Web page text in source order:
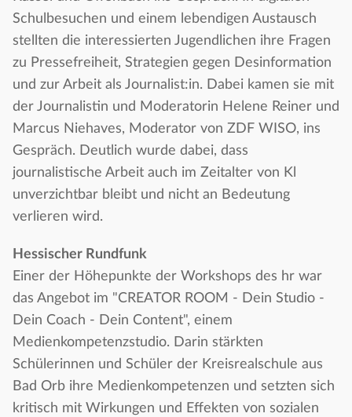
Schulbesuchen und einem lebendigen Austausch
stellten die interessierten Jugendlichen ihre Fragen
zu Pressefreiheit, Strategien gegen Desinformation
und zur Arbeit als Journalist:in. Dabei kamen sie mit
der Journalistin und Moderatorin Helene Reiner und
Marcus Niehaves, Moderator von ZDF WISO, ins
Gespräch. Deutlich wurde dabei, dass
journalistische Arbeit auch im Zeitalter von Kl
unverzichtbar bleibt und nicht an Bedeutung
verlieren wird.
Hessischer Rundfunk
Einer der Höhepunkte der Workshops des hr war
das Angebot im "CREATOR ROOM - Dein Studio -
Dein Coach - Dein Content", einem
Medienkompetenzstudio. Darin stärkten
Schülerinnen und Schüler der Kreisrealschule aus
Bad Orb ihre Medienkompetenzen und setzten sich
kritisch mit Wirkungen und Effekten von sozialen